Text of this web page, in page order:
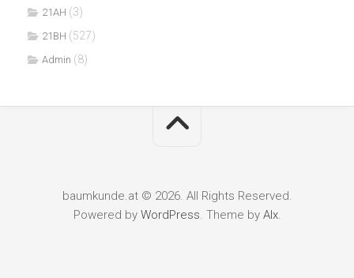
21AH (3)
21BH (527)
Admin (8)
baumkunde.at © 2026. All Rights Reserved.
Powered by WordPress. Theme by Alx.